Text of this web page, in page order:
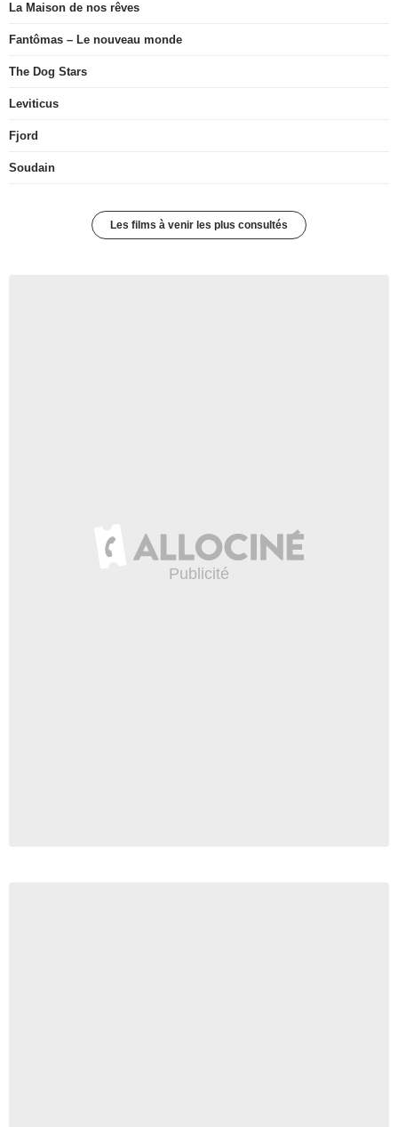
La Maison de nos rêves
Fantômas – Le nouveau monde
The Dog Stars
Leviticus
Fjord
Soudain
Les films à venir les plus consultés